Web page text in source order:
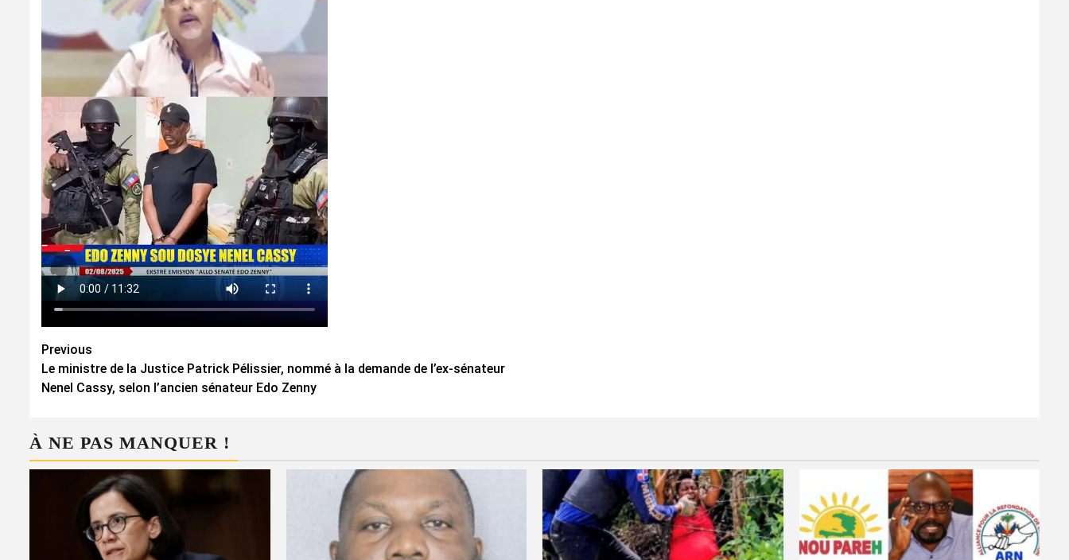
Continue
Reading
Previous
Le ministre de la Justice Patrick Pélissier, nommé à la demande de l’ex-sénateur
Nenel Cassy, selon l’ancien sénateur Edo Zenny
À NE PAS MANQUER !